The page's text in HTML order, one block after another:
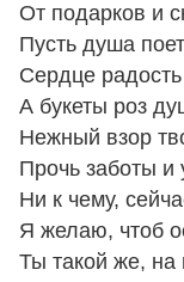
От подарков и
Пусть душа
Сердце
А букеты роз
Нежный взор
Прочь заботы и
Ни к чему,
Я желаю, чтоб
Ты такой же, на